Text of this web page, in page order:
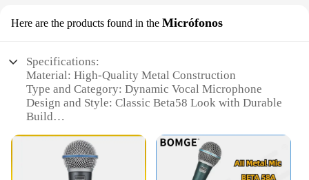
Here are the products found in the Micrófonos
Specifications:
Material: High-Quality Metal Construction
Type and Category: Dynamic Vocal Microphone
Design and Style: Classic Beta58 Look with Durable
Build
and Studio Recordings
Typical Adaptive Scenario: Versatile for Stage,
Studio, and Broadcasting